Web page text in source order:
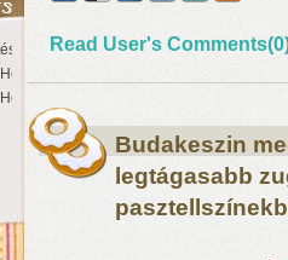
nélkülRead User's
Budakeszin
legtágasabb